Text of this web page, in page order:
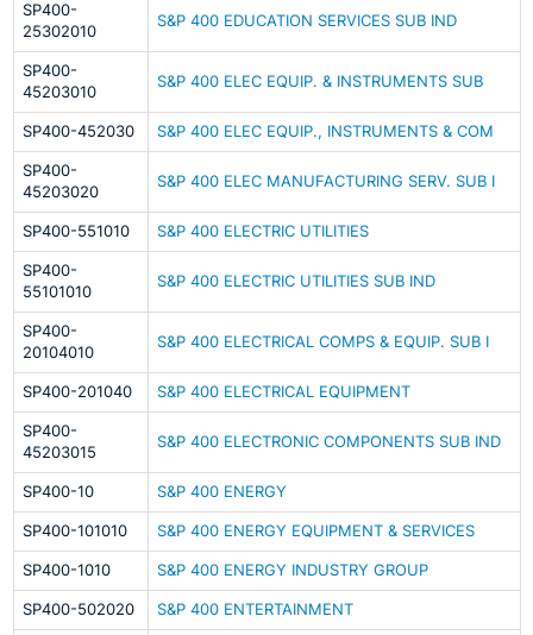
SP400-
25302010
S&P 400 EDUCATION SERVICES SUB IND
SP400-
45203010
S&P 400 ELEC EQUIP. & INSTRUMENTS SUB
SP400-452030 S&P 400 ELEC EQUIP., INSTRUMENTS & COM
SP400-
45203020
S&P 400 ELEC MANUFACTURING SERV. SUB I
SP400-551010 S&P 400 ELECTRIC UTILITIES
SP400-
55101010
S&P 400 ELECTRIC UTILITIES SUB IND
SP400-
20104010
S&P 400 ELECTRICAL COMPS & EQUIP. SUB I
SP400-201040 S&P 400 ELECTRICAL EQUIPMENT
SP400-
45203015
S&P 400 ELECTRONIC COMPONENTS SUB IND
SP400-10 S&P 400 ENERGY
SP400-101010 S&P 400 ENERGY EQUIPMENT & SERVICES
SP400-1010 S&P 400 ENERGY INDUSTRY GROUP
SP400-502020 S&P 400 ENTERTAINMENT